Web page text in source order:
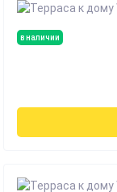
в наличии